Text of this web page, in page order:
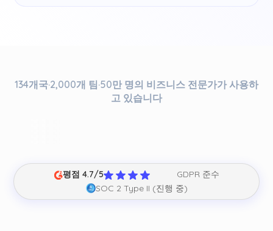
134개국·2,000개 팀·50만 명의 비즈니스 전문가가 사용하
고 있습니다
평점 4.7/5
GDPR 준수
SOC 2 Type II (진행 중)